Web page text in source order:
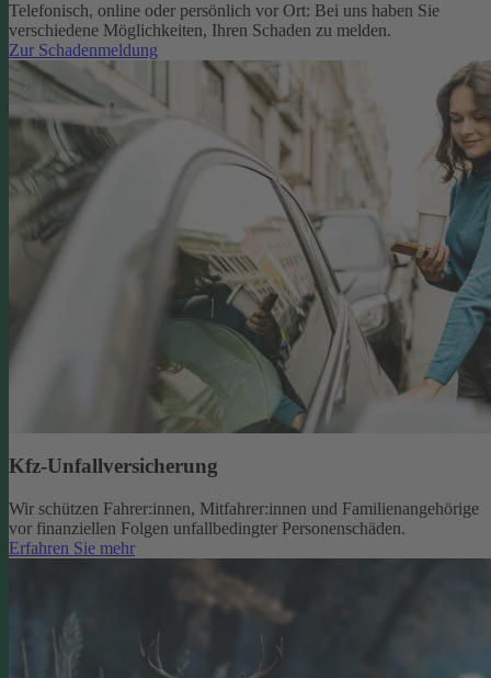
Telefonisch, online oder persönlich vor Ort: Bei uns haben Sie
verschiedene Möglichkeiten, Ihren Schaden zu melden.
Zur Schadenmeldung
Kfz-Unfallversicherung
Wir schützen Fahrer:innen, Mitfahrer:innen und Familienangehörige
vor finanziellen Folgen unfallbedingter Personenschäden.
Erfahren Sie mehr